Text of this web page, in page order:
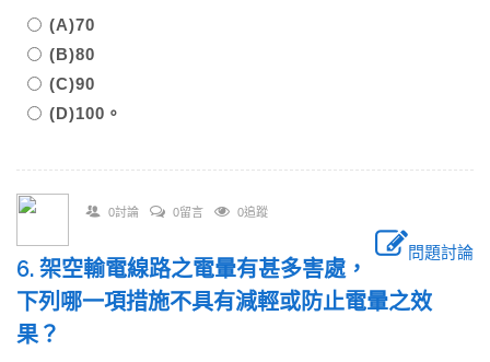
(A)70
(B)80
(C)90
(D)100。
0討論 0留言 0追蹤
問題討論
6. 架空輸電線路之電暈有甚多害處，
下列哪一項措施不具有減輕或防止電暈之效
果？